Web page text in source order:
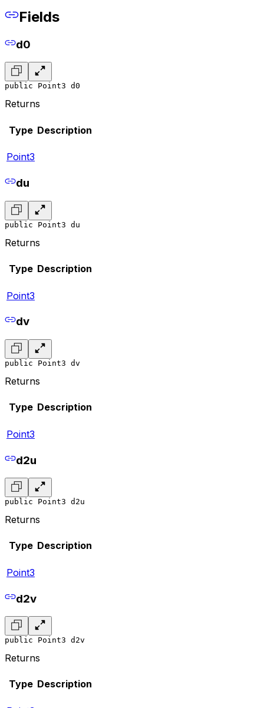
Fields
d0
public Point3 d0
Returns
Type Description
Point3
du
public Point3 du
Returns
Type Description
Point3
dv
public Point3 dv
Returns
Type Description
Point3
d2u
public Point3 d2u
Returns
Type Description
Point3
d2v
public Point3 d2v
Returns
Type Description